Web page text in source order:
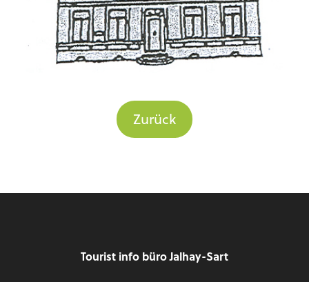
Zurück
Tourist info büro Jalhay-Sart